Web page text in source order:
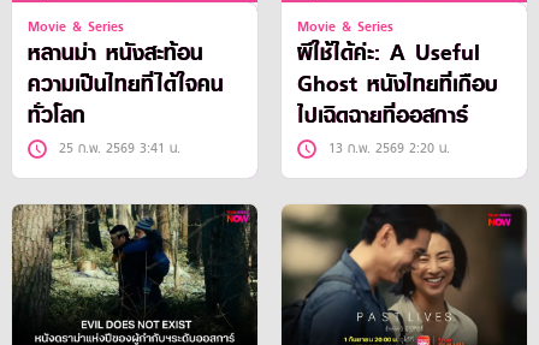
Movie & Series
หลานม่า หนังสะท้อน
ความเป็นไทยที่ได้ใจคน
ทั่วโลก
25 ก.พ. 2569 3:41 น.
Movie & Series
ผีใช้ได้ค่ะ: A Useful
Ghost หนังไทยที่เกือบ
ไปเฉิดฉายที่ออสการ์
13 ก.พ. 2569 2:20 น.